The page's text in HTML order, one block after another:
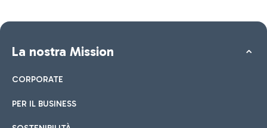
La nostra Mission
CORPORATE
PER IL BUSINESS